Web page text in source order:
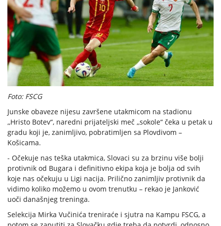
Foto: FSCG
Junske obaveze nijesu završene utakmicom na stadionu
,,Hristo Botev“, naredni prijateljski meč ,,sokole“ čeka u petak u
gradu koji je, zanimljivo, pobratimljen sa Plovdivom –
Košicama.
- Očekuje nas teška utakmica, Slovaci su za brzinu više bolji
protivnik od Bugara i definitivno ekipa koja je bolja od svih
koje nas očekuju u Ligi nacija. Prilično zanimljiv protivnik da
vidimo koliko možemo u ovom trenutku – rekao je Janković
uoči današnjeg treninga.
Selekcija Mirka Vučinića treniraće i sjutra na Kampu FSCG, a